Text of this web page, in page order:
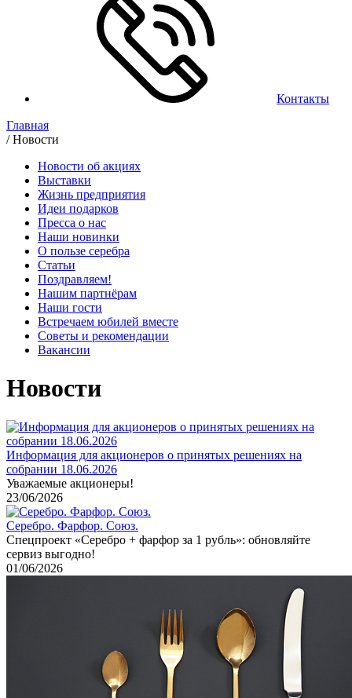
Контакты
Главная
/Новости
Новости об акциях
Выставки
Жизнь предприятия
Идеи подарков
Пресса о нас
Наши новинки
О пользе серебра
Статьи
Поздравляем!
Нашим партнёрам
Наши гости
Встречаем юбилей вместе
Советы и рекомендации
Вакансии
Новости
Информация для акционеров о принятых решениях на
собрании 18.06.2026
Уважаемые акционеры!
23/06/2026
Серебро. Фарфор. Союз.
Спецпроект «Серебро + фарфор за 1 рубль»: обновляйте
сервиз выгодно!
01/06/2026